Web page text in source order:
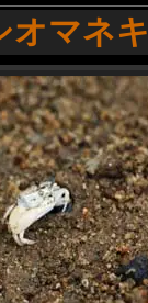
オマネキ